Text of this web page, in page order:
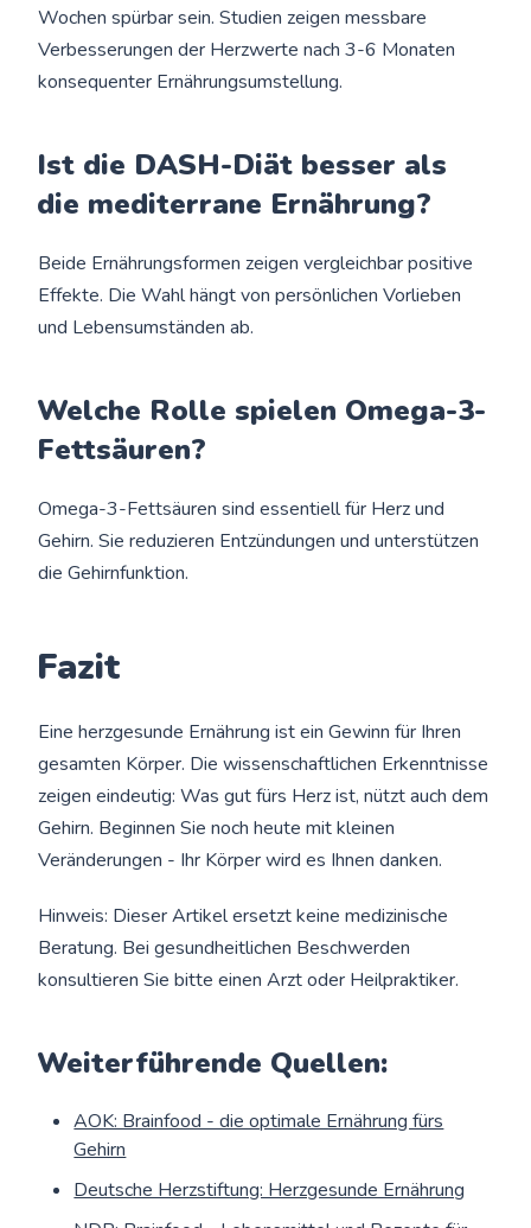
Wochen spürbar sein. Studien zeigen messbare
Verbesserungen der Herzwerte nach 3-6 Monaten
konsequenter Ernährungsumstellung.
Ist die DASH-Diät besser als
die mediterrane Ernährung?
Beide Ernährungsformen zeigen vergleichbar positive
Effekte. Die Wahl hängt von persönlichen Vorlieben
und Lebensumständen ab.
Welche Rolle spielen Omega-3-
Fettsäuren?
Omega-3-Fettsäuren sind essentiell für Herz und
Gehirn. Sie reduzieren Entzündungen und unterstützen
die Gehirnfunktion.
Fazit
Eine herzgesunde Ernährung ist ein Gewinn für Ihren
gesamten Körper. Die wissenschaftlichen Erkenntnisse
zeigen eindeutig: Was gut fürs Herz ist, nützt auch dem
Gehirn. Beginnen Sie noch heute mit kleinen
Veränderungen - Ihr Körper wird es Ihnen danken.
Hinweis: Dieser Artikel ersetzt keine medizinische
Beratung. Bei gesundheitlichen Beschwerden
konsultieren Sie bitte einen Arzt oder Heilpraktiker.
Weiterführende Quellen:
AOK: Brainfood - die optimale Ernährung fürs
Gehirn
Deutsche Herzstiftung: Herzgesunde Ernährung